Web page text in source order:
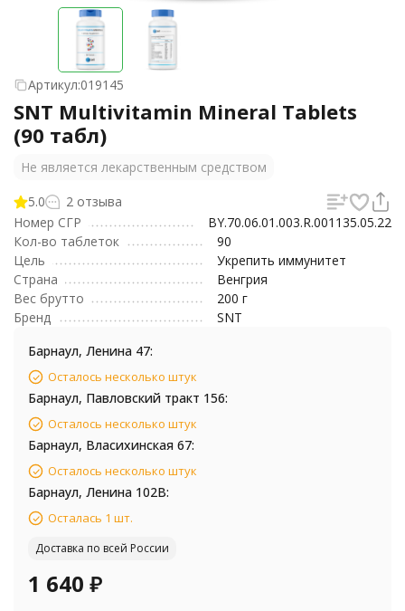
Артикул:019145
SNT Multivitamin Mineral Tablets
(90 табл)
Не является лекарственным средством
5.0
2 отзыва
Номер СГР
BY.70.06.01.003.R.001135.05.22
Кол-во таблеток
90
Цель
Укрепить иммунитет
Страна
Венгрия
Вес брутто
200 г
Бренд
SNT
Барнаул, Ленина 47:
Осталось несколько штук
Барнаул, Павловский тракт 156:
Осталось несколько штук
Барнаул, Власихинская 67:
Осталось несколько штук
Барнаул, Ленина 102В:
Осталась 1 шт.
Доставка по всей России
1 640 ₽